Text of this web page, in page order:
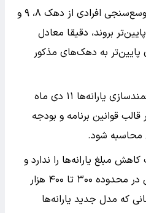
در صورتی که در هر مرحله از وسع‌سنجی افرادی از دهک ۸، ۹ و
بروند، دقیقا معادل
پایین‌تر به دهک‌های مذکور
نوروزی سرپرست سازمان هدفمندسازی یارانه‌ها ۱۱ دی ماه
قوانین برنامه و بودجه
محاسبه شود.
مبلغ یارانه‌ها را ندارد و
مبلغ یارانه‌های نقدی همچنان در محدوده ۳۰۰ تا ۴۰۰ هزار
که مدل جدید یارانه‌ها